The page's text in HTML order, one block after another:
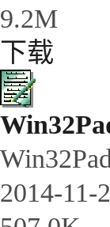
9.2M
下载
2014-11-